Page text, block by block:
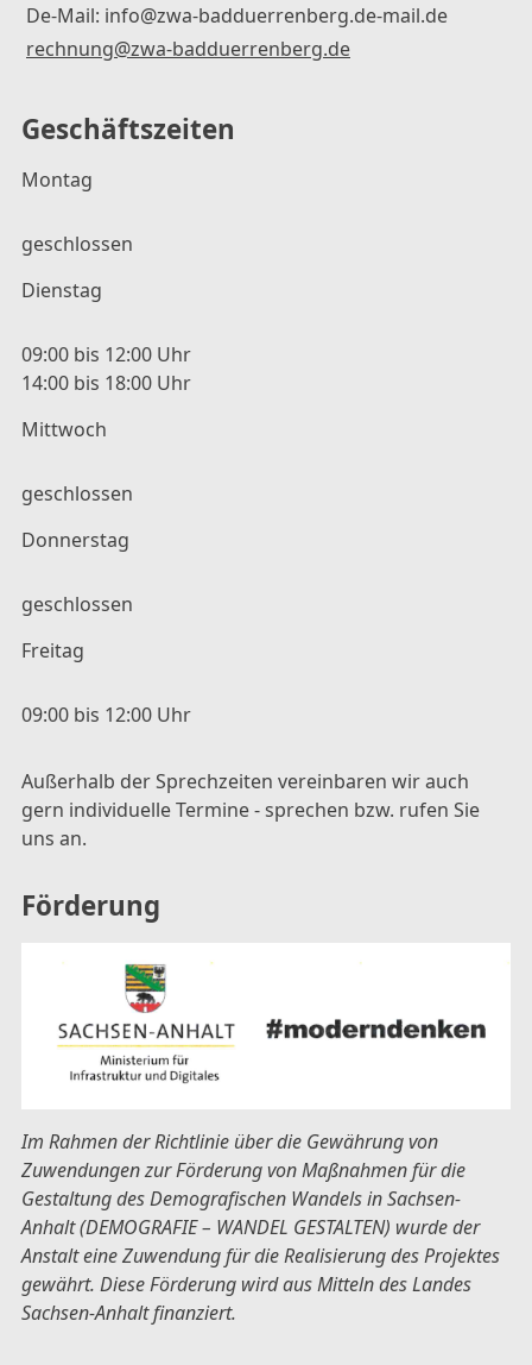
De-Mail: info@zwa-badduerrenberg.de-mail.de
rechnung@zwa-badduerrenberg.de
Geschäftszeiten
Montag
geschlossen
Dienstag
09:00 bis 12:00 Uhr
14:00 bis 18:00 Uhr
Mittwoch
geschlossen
Donnerstag
geschlossen
Freitag
09:00 bis 12:00 Uhr
Außerhalb der Sprechzeiten vereinbaren wir auch
gern individuelle Termine - sprechen bzw. rufen Sie
uns an.
Förderung
Im Rahmen der Richtlinie über die Gewährung von
Zuwendungen zur Förderung von Maßnahmen für die
Gestaltung des Demografischen Wandels in Sachsen-
Anhalt (DEMOGRAFIE – WANDEL GESTALTEN) wurde der
Anstalt eine Zuwendung für die Realisierung des Projektes
gewährt. Diese Förderung wird aus Mitteln des Landes
Sachsen-Anhalt finanziert.